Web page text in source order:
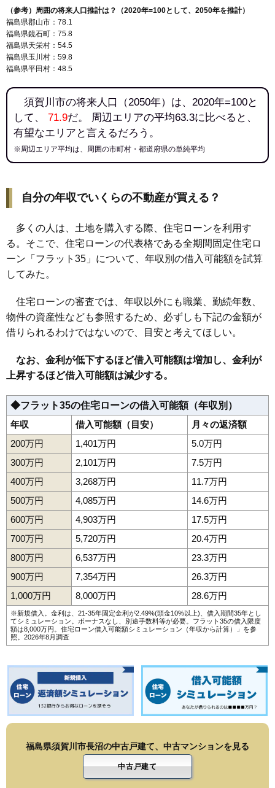
（参考）周囲の将来人口推計は？（2020年=100として、2050年を推計）
福島県郡山市：78.1
福島県鏡石町：75.8
福島県天栄村：54.5
福島県玉川村：59.8
福島県平田村：48.5
須賀川市の将来人口（2050年）は、2020年=100と
して、 71.9だ。 周辺エリアの平均63.3に比べると、
有望なエリアと言えるだろう。
※周辺エリア平均は、周囲の市町村・都道府県の単純平均
自分の年収でいくらの不動産が買える？
多くの人は、土地を購入する際、住宅ローンを利用す
る。そこで、住宅ローンの代表格である全期間固定住宅ロ
ーン「フラット35」について、年収別の借入可能額を試算
してみた。
住宅ローンの審査では、年収以外にも職業、勤続年数、
物件の資産性なども参照するため、必ずしも下記の金額が
借りられるわけではないので、目安と考えてほしい。
なお、金利が低下するほど借入可能額は増加し、金利が
上昇するほど借入可能額は減少する。
◆フラット35の住宅ローンの借入可能額（年収別）
年収
借入可能額（目安）
月々の返済額
200万円
1,401万円
5.0万円
300万円
2,101万円
7.5万円
400万円
3,268万円
11.7万円
500万円
4,085万円
14.6万円
600万円
4,903万円
17.5万円
700万円
5,720万円
20.4万円
800万円
6,537万円
23.3万円
900万円
7,354万円
26.3万円
1,000万円
8,000万円 28.6万円
※新規借入。金利は、21-35年固定金利が2.49%(頭金10%以上)、借入期間35年とし
てシミュレーション。ボーナスなし、別途手数料等が必要。フラット35の借入限度
額は8,000万円。 住宅ローン借入可能額シミュレーション（年収から計算）
」を参
照。2026年8月調査
福島県須賀川市長沼の中古戸建て、中古マンションを見る
中古戸建て